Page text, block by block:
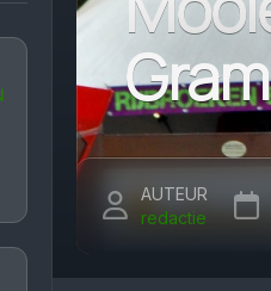
AUTEUR
redactie